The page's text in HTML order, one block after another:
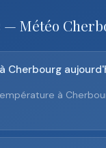
— Météo
Cherbourg
à